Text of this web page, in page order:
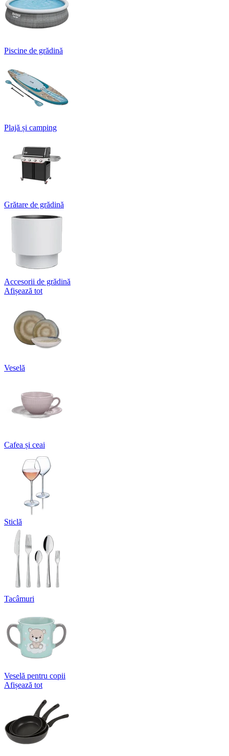
Piscine de grădină
Plajă și camping
Grătare de grădină
Accesorii de grădină
Afișează tot
Veselă
Cafea și ceai
Sticlă
Tacâmuri
Veselă pentru copii
Afișează tot